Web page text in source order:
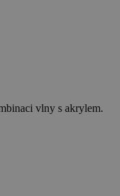
vlny s akrylem.